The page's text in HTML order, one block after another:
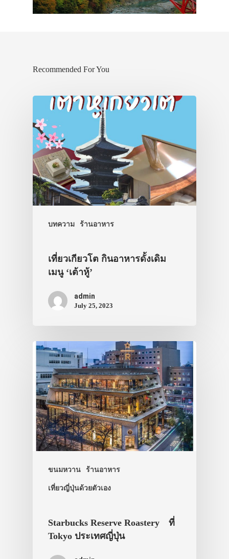
Recommended For You
บทความ ร้านอาหาร
เที่ยวเกียวโต กินอาหารดั้งเดิม
เมนู ‘เต้าหู้’
admin
July 25, 2023
ขนมหวาน ร้านอาหาร
เที่ยวญี่ปุ่นด้วยตัวเอง
Starbucks Reserve Roastery ที่
Tokyo ประเทศญี่ปุ่น